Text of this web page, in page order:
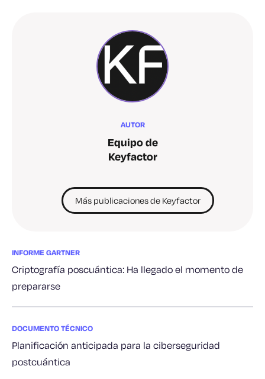
AUTOR
Equipo de
Keyfactor
Más publicaciones de Keyfactor
INFORME GARTNER
Criptografía poscuántica: Ha llegado el momento de
prepararse
DOCUMENTO TÉCNICO
Planificación anticipada para la ciberseguridad
postcuántica